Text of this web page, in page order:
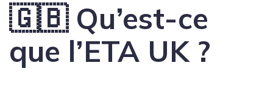
🇬🇧 Qu’est-ce
que l’ETA UK ?